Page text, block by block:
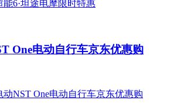
One电动自行车京东优惠购